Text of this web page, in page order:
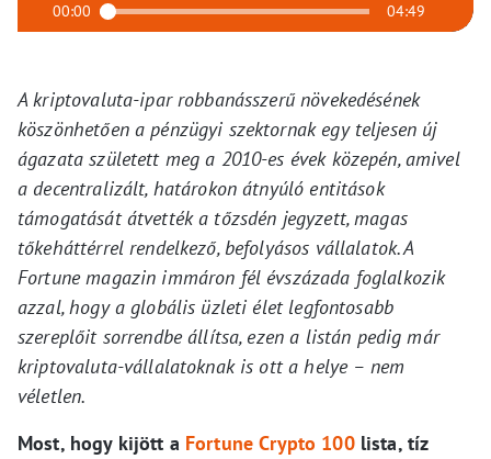
00:00 04:49
A kriptovaluta-ipar robbanásszerű növekedésének
köszönhetően a pénzügyi szektornak egy teljesen új
ágazata született meg a 2010-es évek közepén, amivel
a decentralizált, határokon átnyúló entitások
támogatását átvették a tőzsdén jegyzett, magas
tőkeháttérrel rendelkező, befolyásos vállalatok. A
Fortune magazin immáron fél évszázada foglalkozik
azzal, hogy a globális üzleti élet legfontosabb
szereplőit sorrendbe állítsa, ezen a listán pedig már
kriptovaluta-vállalatoknak is ott a helye – nem
véletlen.
Most, hogy kijött a Fortune Crypto 100lista, tíz